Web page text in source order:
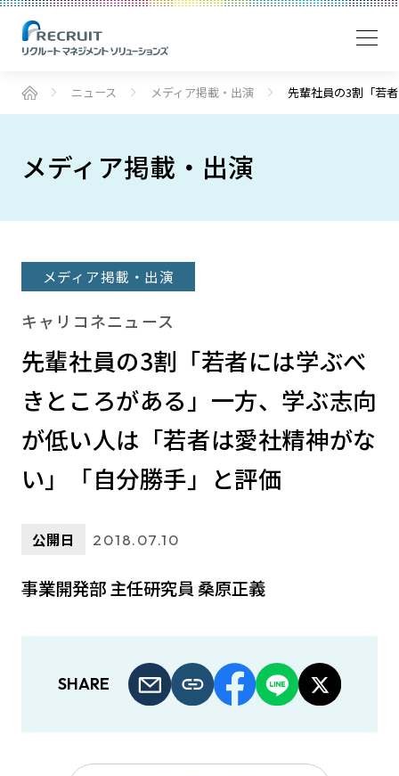
ニュース メディア掲載・出演 先輩社員の3割「若
メディア掲載・出演
メディア掲載・出演
キャリコネニュース
先輩社員の3割「若者には学ぶべ
きところがある」一方、学ぶ志向
が低い人は「若者は愛社精神がな
い」「自分勝手」と評価
公開日 2018.07.10
事業開発部 主任研究員 桑原正義
SHARE